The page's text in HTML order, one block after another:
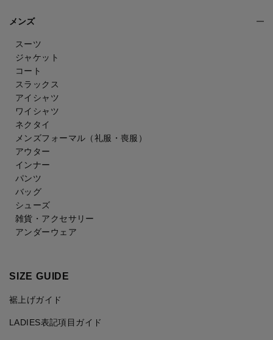
メンズ
スーツ
ジャケット
コート
スラックス
アイシャツ
ワイシャツ
ネクタイ
メンズフォーマル （礼服・喪服）
アウター
インナー
パンツ
バッグ
シューズ
雑貨・アクセサリー
アンダーウェア
SIZE GUIDE
裾上げガイド
LADIES表記項目ガイド